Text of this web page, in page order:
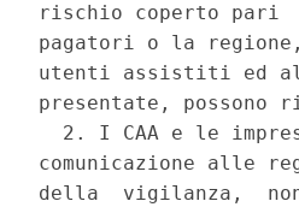
rischio coperto pari
pagatori o la
utenti assistiti ed al
presentate, possono
2. I CAA e le
comunicazione alle
della  vigilanza,